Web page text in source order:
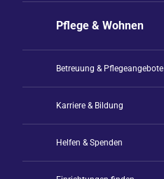
Pflege & Wohnen
Betreuung & Pflegeangebote
Karriere & Bildung
Helfen & Spenden